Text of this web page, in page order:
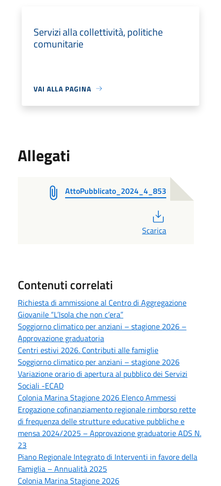
Servizi alla collettività, politiche
comunitarie
VAI ALLA PAGINA
Allegati
AttoPubblicato_2024_4_853
Scarica
Contenuti correlati
Richiesta di ammissione al Centro di Aggregazione
Giovanile “L’Isola che non c’era”
Soggiorno climatico per anziani – stagione 2026 –
Approvazione graduatoria
Centri estivi 2026. Contributi alle famiglie
Soggiorno climatico per anziani – stagione 2026
Variazione orario di apertura al pubblico dei Servizi
Sociali -ECAD
Colonia Marina Stagione 2026 Elenco Ammessi
Erogazione cofinanziamento regionale rimborso rette
di frequenza delle strutture educative pubbliche e
mensa 2024/2025 – Approvazione graduatorie ADS N.
23
Piano Regionale Integrato di Interventi in favore della
Famiglia – Annualità 2025
Colonia Marina Stagione 2026